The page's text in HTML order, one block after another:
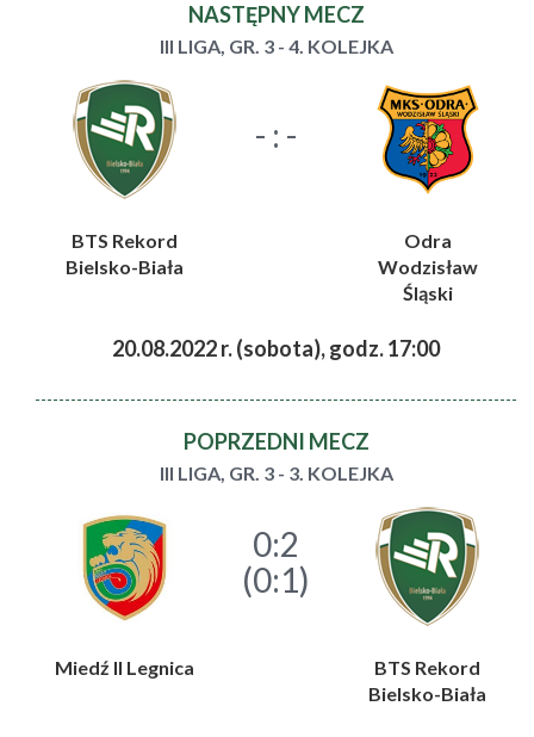
NASTĘPNY MECZ
III LIGA, GR. 3 - 4. KOLEJKA
- : -
BTS Rekord
Bielsko-Biała
Odra
Wodzisław
Śląski
20.08.2022 r. (sobota), godz. 17:00
POPRZEDNI MECZ
III LIGA, GR. 3 - 3. KOLEJKA
0:2
(0:1)
Miedź II Legnica
BTS Rekord
Bielsko-Biała